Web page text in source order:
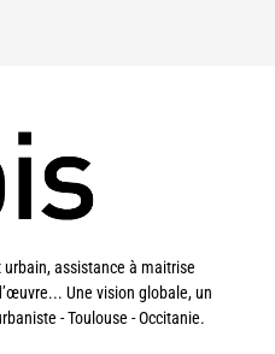
assistance à maitrise
Une vision globale, un
- Toulouse - Occitanie.